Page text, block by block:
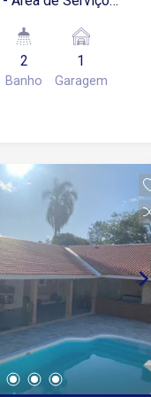
2
Banho
1
Garagem